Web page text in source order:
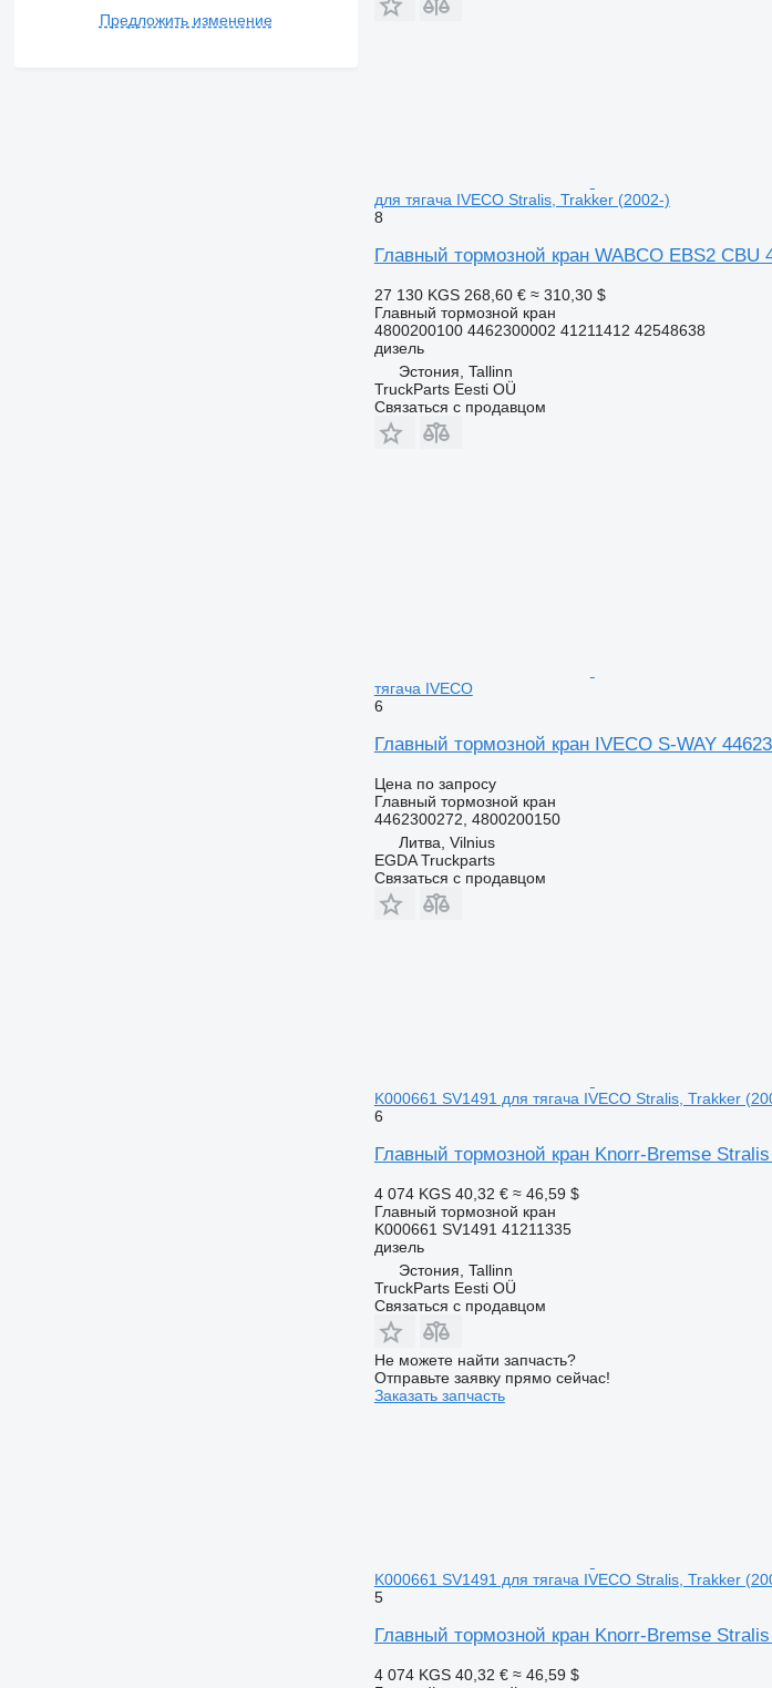
Предложить изменение
для тягача IVECO Stralis, Trakker (2002-)
8
Главный тормозной кран WABCO EBS2
27 130 KGS 268,60 € ≈ 310,30 $
Главный тормозной кран
4800200100 4462300002 41211412 42548638
дизель
Эстония, Tallinn
TruckParts Eesti OÜ
Связаться с продавцом
тягача IVECO
6
Главный тормозной кран IVECO S-WAY
Цена по запросу
Главный тормозной кран
4462300272, 4800200150
Литва, Vilnius
EGDA Truckparts
Связаться с продавцом
K000661 SV1491 для тягача IVECO Stralis, Trakker
6
Главный тормозной кран Knorr-Bremse
4 074 KGS 40,32 € ≈ 46,59 $
Главный тормозной кран
K000661 SV1491 41211335
дизель
Эстония, Tallinn
TruckParts Eesti OÜ
Связаться с продавцом
Не можете найти запчасть?
Отправьте заявку прямо сейчас!
Заказать запчасть
K000661 SV1491 для тягача IVECO Stralis, Trakker
5
Главный тормозной кран Knorr-Bremse
4 074 KGS 40,32 € ≈ 46,59 $